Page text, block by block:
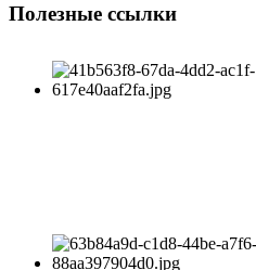
Полезные ссылки